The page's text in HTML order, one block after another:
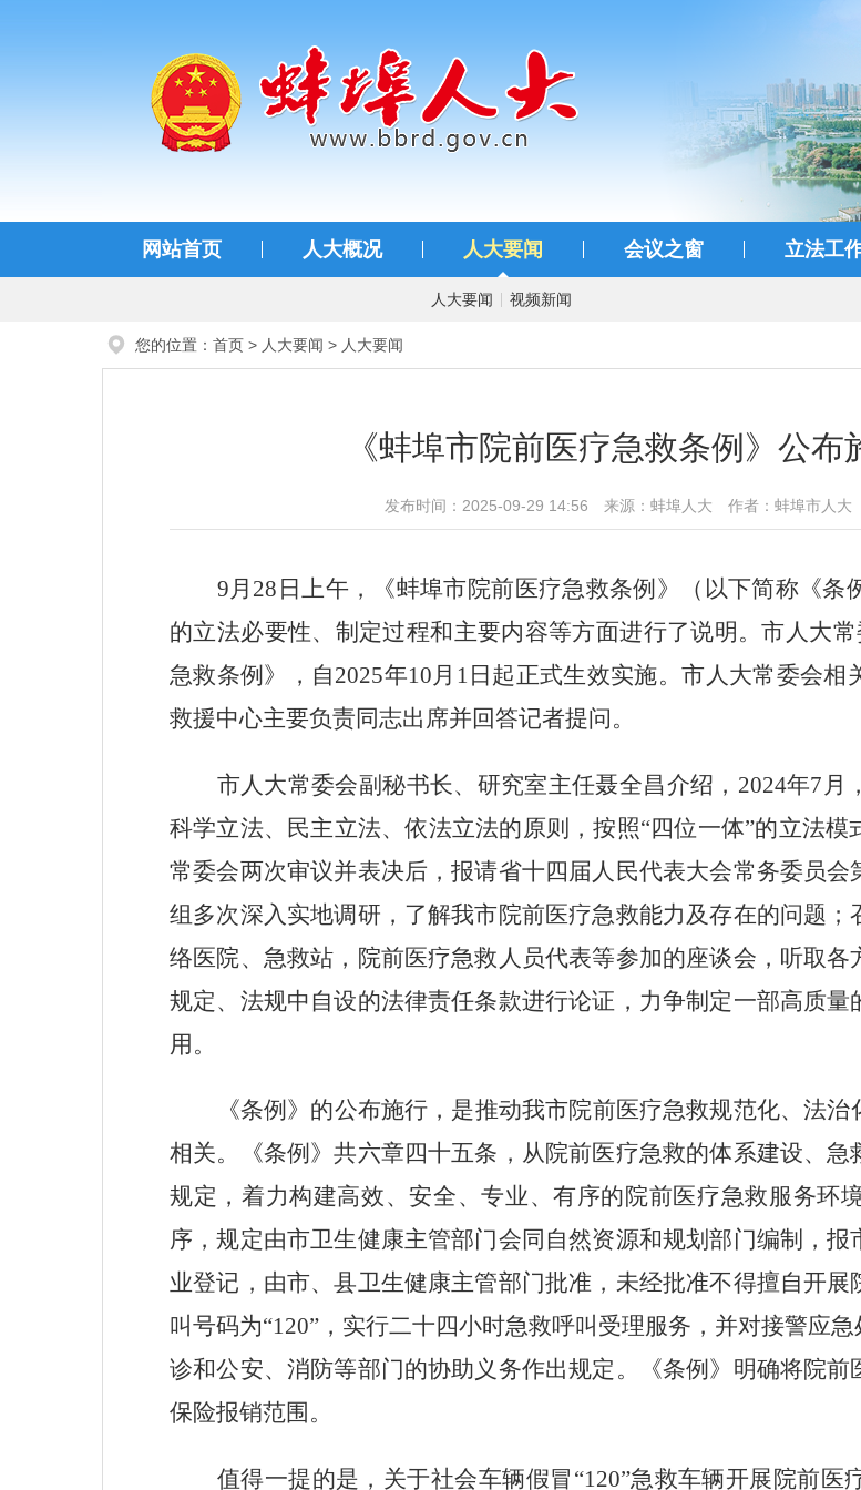
网站首页 人大概况 人大要闻 会议之窗 立法工
人大要闻 视频新闻
您的位置： 首页 > 人大要闻 > 人大要闻
《蚌埠市院前医疗急救条例》公
发布时间：2025-09-29 14:56 来源：蚌埠人大 作者：蚌埠市人大
9月 28 日上午，《蚌埠市院前医疗急救条例》（以下简称《条
的立法必要性、制定过程和主要内容等方面进行了说明。市人大
急救条例》，自2025年10月 1 日起正式生效实施。市人大常委会
救援中心主要负责同志出席并回答记者提问。
市人大常委会副秘书长、研究室主任聂全昌介绍， 2024年7 月
科学立法、民主立法、依法立法的原则，按照“四位一体”的立法
常委会两次审议并表决后，报请省十四届人民代表大会常务委员
组多次深入实地调研，了解我市院前医疗急救能力及存在的问题
络医院、急救站，院前医疗急救人员代表等参加的座谈会，听取
规定、法规中自设的法律责任条款进行论证，力争制定一部高质
用。
《条例》的公布施行，是推动我市院前医疗急救规范化、法
相关。《条例》共六章四十五条，从院前医疗急救的体系建设、
规定，着力构建高效、安全、专业、有序的院前医疗急救服务环
序，规定由市卫生健康主管部门会同自然资源和规划部门编制，
业登记，由市、县卫生健康主管部门批准，未经批准不得擅自开
叫号码为“120”，实行二十四小时急救呼叫受理服务，并对接警应
诊和公安、消防等部门的协助义务作出规定。《条例》明确将院
保险报销范围。
值得一提的是，关于社会车辆假冒“120”急救车辆开展院前医